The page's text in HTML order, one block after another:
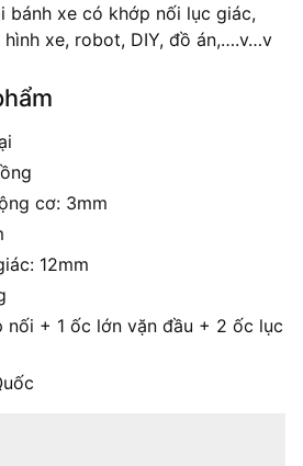
bánh xe có khớp nối lục giác,
xe, robot, DIY, đồ án,….v…v
cơ: 3mm
12mm
nối + 1 ốc lớn vặn đầu + 2 ốc lục